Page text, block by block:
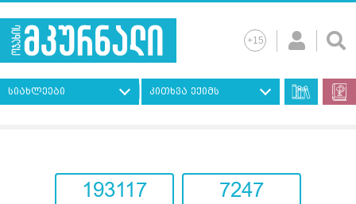
სიახლეები კითხვა ექიმს
193117 7247